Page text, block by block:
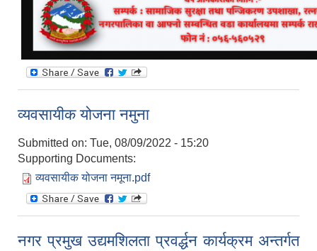
व्यवसायीक योजना नमुना
Submitted on: Tue, 08/09/2022 - 15:20
Supporting Documents:
व्यवसायीक योजना नमूना.pdf
नगर प्रमुख उद्यमशिलता प्रवर्द्धन कार्यक्रम अन्तर्गत